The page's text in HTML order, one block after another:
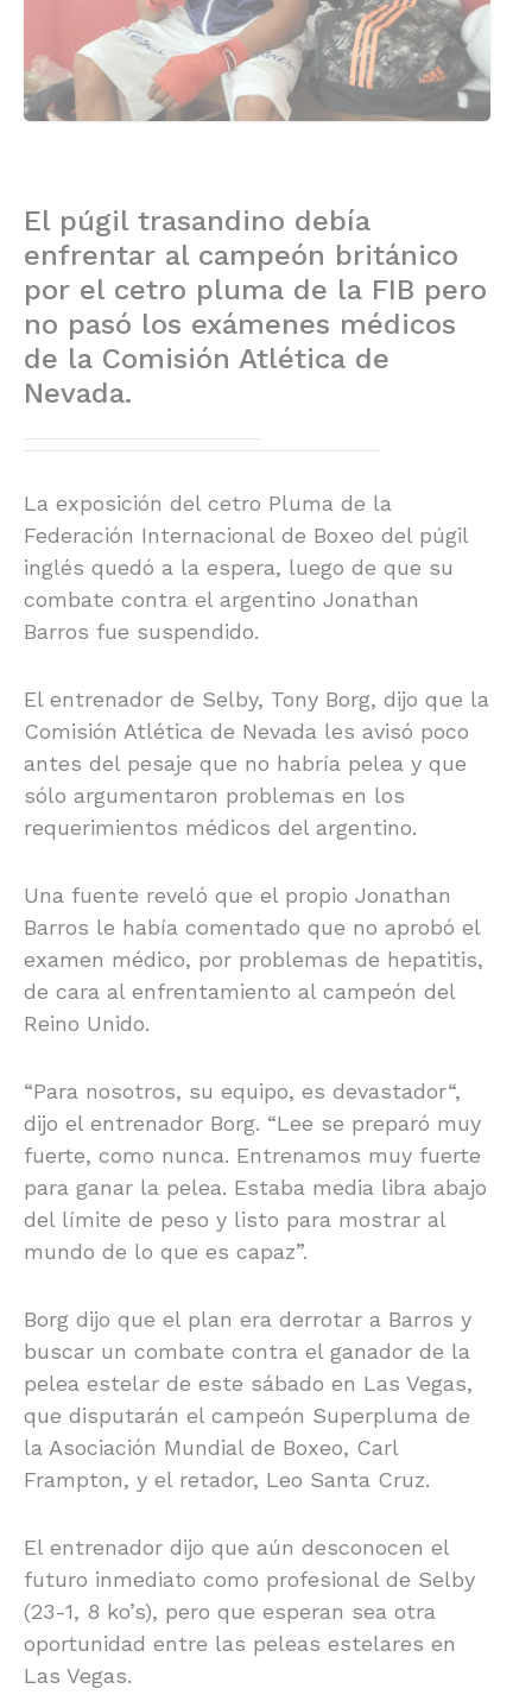
El púgil trasandino debía
enfrentar al campeón británico
por el cetro pluma de la FIB pero
no pasó los exámenes médicos
de la Comisión Atlética de
Nevada.
La exposición del cetro Pluma de la
Federación Internacional de Boxeo del púgil
inglés quedó a la espera, luego de que su
combate contra el argentino Jonathan
Barros fue suspendido.
El entrenador de Selby, Tony Borg, dijo que la
Comisión Atlética de Nevada les avisó poco
antes del pesaje que no habría pelea y que
sólo argumentaron problemas en los
requerimientos médicos del argentino.
Una fuente reveló que el propio Jonathan
Barros le había comentado que no aprobó el
examen médico, por problemas de hepatitis,
de cara al enfrentamiento al campeón del
Reino Unido.
“Para nosotros, su equipo, es devastador“,
dijo el entrenador Borg. “Lee se preparó muy
fuerte, como nunca. Entrenamos muy fuerte
para ganar la pelea. Estaba media libra abajo
del límite de peso y listo para mostrar al
mundo de lo que es capaz”.
Borg dijo que el plan era derrotar a Barros y
buscar un combate contra el ganador de la
pelea estelar de este sábado en Las Vegas,
que disputarán el campeón Superpluma de
la Asociación Mundial de Boxeo, Carl
Frampton, y el retador, Leo Santa Cruz.
El entrenador dijo que aún desconocen el
futuro inmediato como profesional de Selby
(23-1, 8 ko’s), pero que esperan sea otra
oportunidad entre las peleas estelares en
Las Vegas.